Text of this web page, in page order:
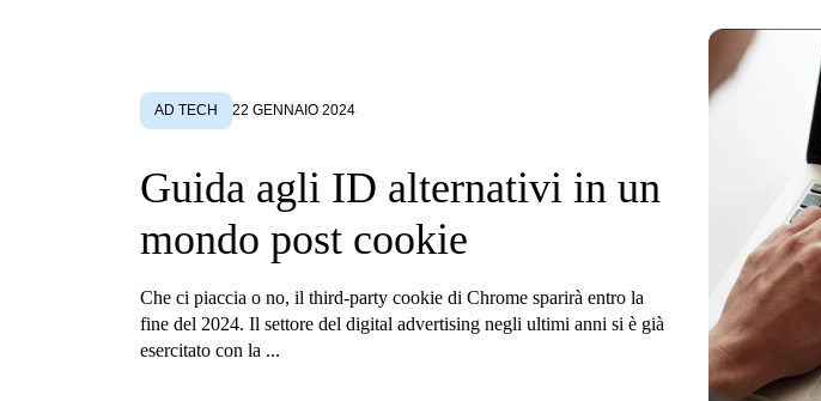
AD TECH 22 GENNAIO 2024
Guida agli ID alternativi in un
mondo post cookie
Che ci piaccia o no, il third-party cookie di Chrome sparirà entro la
fine del 2024. Il settore del digital advertising negli ultimi anni si è già
esercitato con la ...